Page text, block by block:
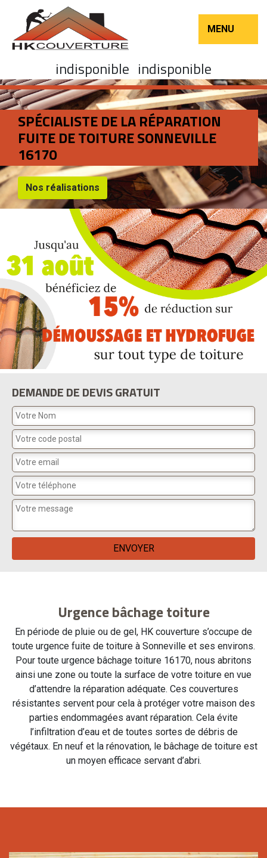
MENU
indisponible indisponible
SPÉCIALISTE DE LA RÉPARATION
FUITE DE TOITURE SONNEVILLE
16170
Nos réalisations
DEMANDE DE DEVIS GRATUIT
Urgence bâchage toiture
En période de pluie ou de gel, HK couverture s’occupe de
toute urgence fuite de toiture à Sonneville et ses environs.
Pour toute urgence bâchage toiture 16170, nous abritons
ainsi une zone ou toute la surface de votre toiture en vue
d’attendre la réparation adéquate. Ces couvertures
résistantes servent pour cela à protéger votre maison des
parties endommagées avant réparation. Cela évite
l’infiltration d’eau et de toutes sortes de débris de
végétaux. En neuf et la rénovation, le bâchage de toiture est
un moyen efficace servant d’abri.